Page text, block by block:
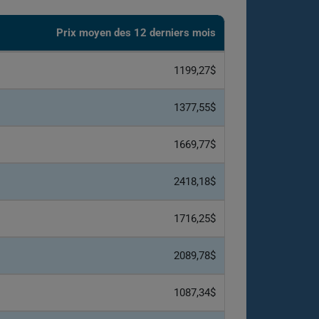
Prix ​​moyen des 12 derniers mois
1199,27$
1377,55$
1669,77$
2418,18$
1716,25$
2089,78$
1087,34$